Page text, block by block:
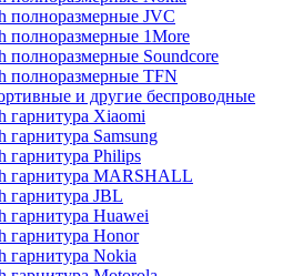
полноразмерные JVC
полноразмерные 1More
полноразмерные Soundcore
полноразмерные TFN
и другие беспроводные
гарнитура Xiaomi
гарнитура Samsung
гарнитура Philips
гарнитура MARSHALL
гарнитура JBL
гарнитура Huawei
гарнитура Honor
гарнитура Nokia